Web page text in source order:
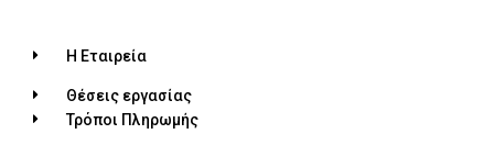
Η Εταιρεία
Θέσεις εργασίας
Τρόποι Πληρωμής